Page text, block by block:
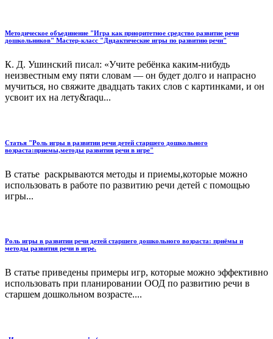
Методическое объединение "Игра как приоритетное средство развитие речи
дошкольников" Мастер-класс "Дидактические игры по развитию речи"
К. Д. Ушинский писал: «Учите ребёнка каким-нибудь
неизвестным ему пяти словам — он будет долго и напрасно
мучиться, но свяжите двадцать таких слов с картинками, и он
усвоит их на лету&raqu...
Статья "Роль игры в развитии речи детей старшего дошкольного
возраста:приемы,методы развития речи в игре"
В статье раскрываются методы и приемы,которые можно
использовать в работе по развитию речи детей с помощью
игры...
Роль игры в развитии речи детей старшего дошкольного возраста: приёмы и
методы развития речи в игре.
В статье приведены примеры игр, которые можно эффективно
использовать при планировании ООД по развитию речи в
старшем дошкольном возрасте....